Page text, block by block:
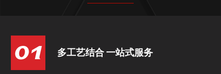
多工艺结合 一站式服务